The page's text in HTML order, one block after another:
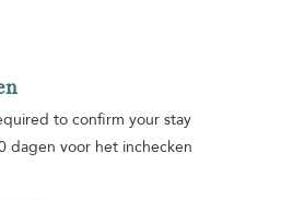
to confirm your stay
dagen voor het inchecken